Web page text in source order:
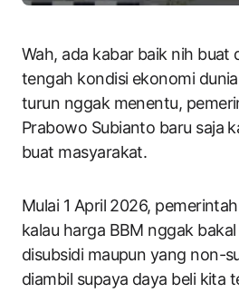
Wah, ada kabar baik nih buat
tengah kondisi ekonomi
turun nggak menentu,
Prabowo Subianto baru saja
buat masyarakat.
Mulai 1 April 2026,
kalau harga BBM nggak
disubsidi maupun yang non-
diambil supaya daya beli kita